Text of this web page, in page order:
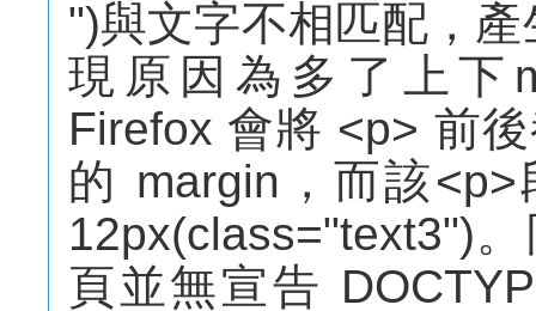
")與文字不相匹配，
現原因為多了上下
Firefox 會將 <p> 前
的 margin，而該
12px(class="text3")
頁並無宣告